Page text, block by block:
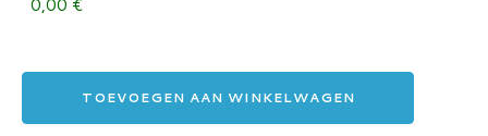
TOEVOEGEN AAN WINKELWAGEN